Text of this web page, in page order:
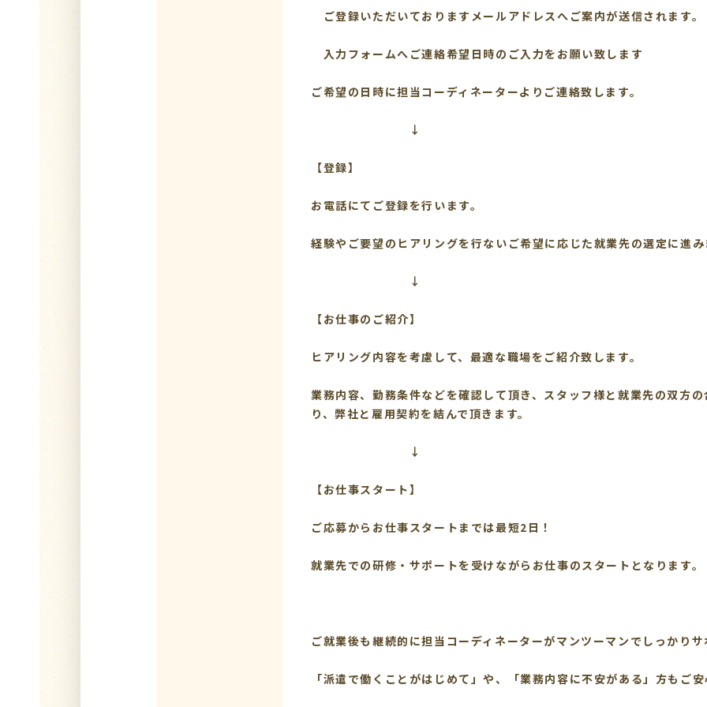
ご登録いただいておりますメールアドレスへご案内が送信されます。
入力フォームへご連絡希望日時のご入力をお願い致します
ご希望の日時に担当コーディネーターよりご連絡致します。
↓
【登録】
お電話にてご登録を行います。
経験やご要望のヒアリングを行ないご希望に応じた就業先の選定に進
↓
【お仕事のご紹介】
ヒアリング内容を考慮して、最適な職場をご紹介致します。
業務内容、勤務条件などを確認して頂き、スタッフ様と就業先の双方
り、弊社と雇用契約を結んで頂きます。
↓
【お仕事スタート】
ご応募からお仕事スタートまでは最短2日！
就業先での研修・サポートを受けながらお仕事のスタートとなります。
ご就業後も継続的に担当コーディネーターがマンツーマンでしっかり
「派遣で働くことがはじめて」や、「業務内容に不安がある」方もご